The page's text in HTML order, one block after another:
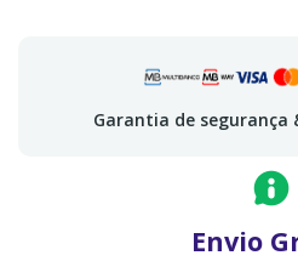
Garantia de segurança
Envio